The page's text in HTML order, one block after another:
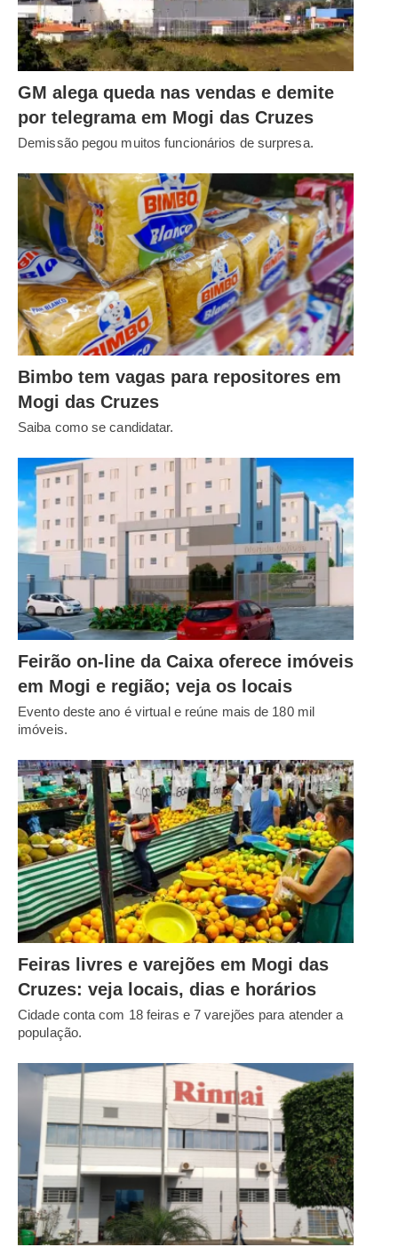
GM alega queda nas vendas e demite
por telegrama em Mogi das Cruzes
Demissão pegou muitos funcionários de surpresa.
Bimbo tem vagas para repositores em
Mogi das Cruzes
Saiba como se candidatar.
Feirão on-line da Caixa oferece imóveis
em Mogi e região; veja os locais
Evento deste ano é virtual e reúne mais de 180 mil
imóveis.
Feiras livres e varejões em Mogi das
Cruzes: veja locais, dias e horários
Cidade conta com 18 feiras e 7 varejões para atender a
população.